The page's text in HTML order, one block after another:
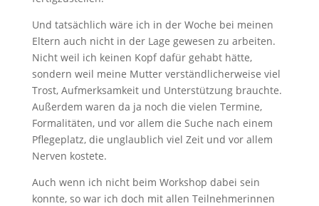
Und tatsächlich wäre ich in der Woche bei meinen
Eltern auch nicht in der Lage gewesen zu arbeiten.
Nicht weil ich keinen Kopf dafür gehabt hätte,
sondern weil meine Mutter verständlicherweise viel
Trost, Aufmerksamkeit und Unterstützung brauchte.
Außerdem waren da ja noch die vielen Termine,
Formalitäten, und vor allem die Suche nach einem
Pflegeplatz, die unglaublich viel Zeit und vor allem
Nerven kostete.
Auch wenn ich nicht beim Workshop dabei sein
konnte, so war ich doch mit allen Teilnehmerinnen